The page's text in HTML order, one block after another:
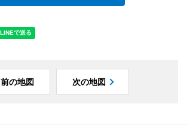
前の地図 次の地図